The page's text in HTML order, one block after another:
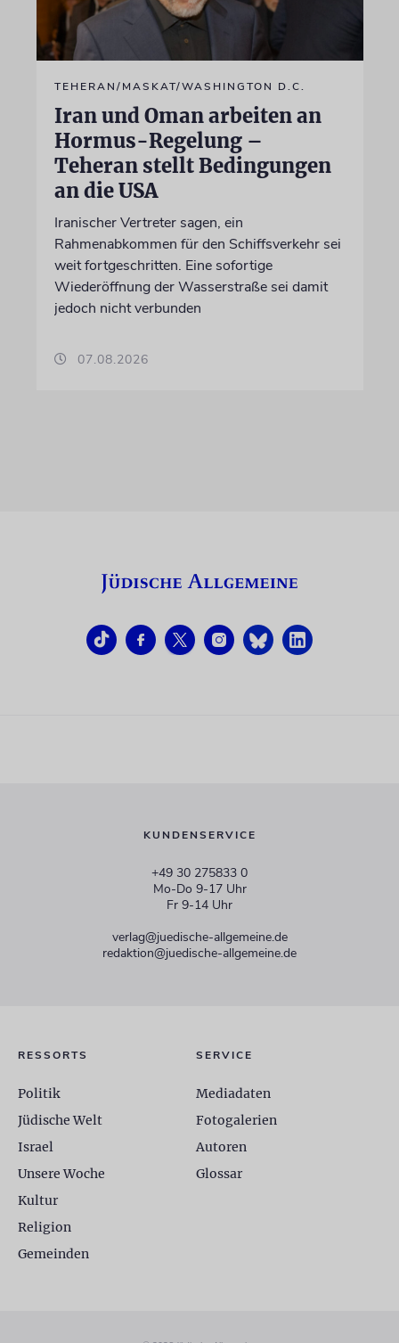
TEHERAN/MASKAT/WASHINGTON D.C.
Iran und Oman arbeiten an
Hormus-Regelung –
Teheran stellt Bedingungen
an die USA
Iranischer Vertreter sagen, ein
Rahmenabkommen für den Schiffsverkehr sei
weit fortgeschritten. Eine sofortige
Wiederöffnung der Wasserstraße sei damit
jedoch nicht verbunden
07.08.2026
KUNDENSERVICE
+49 30 275833 0
Mo-Do 9-17 Uhr
Fr 9-14 Uhr
verlag@juedische-allgemeine.de
redaktion@juedische-allgemeine.de
RESSORTS
Politik
Jüdische Welt
Israel
Unsere Woche
Kultur
Religion
Gemeinden
SERVICE
Mediadaten
Fotogalerien
Autoren
Glossar